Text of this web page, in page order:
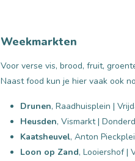
Weekmarkten
Voor verse vis, brood, fruit,
Naast food kun je hier vaak ook
Drunen, Raadhuisplein |
Heusden, Vismarkt |
Kaatsheuvel, Anton
Loon op Zand, Looiershof |